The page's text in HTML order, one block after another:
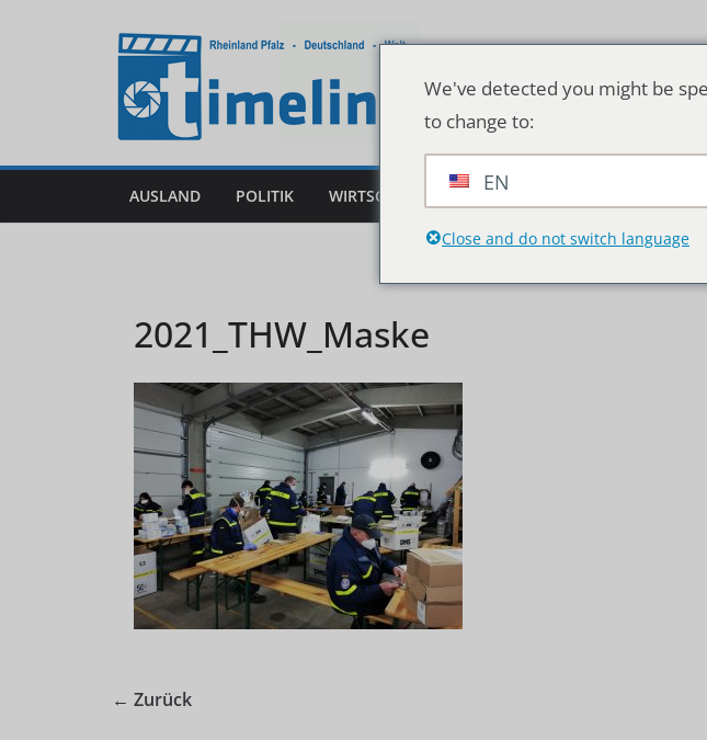
AUSLAND POLITIK WIRTSCHAFT DEUTSCHLAND & WELT
2021_THW_Maske
← Zurück
We've detected you might be
to change to:
EN
Close and do not switch language